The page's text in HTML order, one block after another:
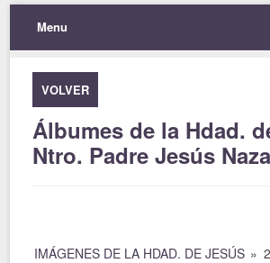
Menu
VOLVER
Álbumes de la Hdad.
Ntro. Padre Jesús
IMÁGENES DE LA HDAD. DE JESÚS »